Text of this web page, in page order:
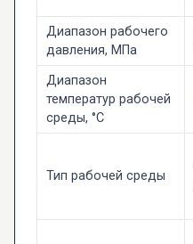
Диапазон рабочего
давления, МПа
Диапазон
температур рабочей
среды, °C
Тип рабочей среды